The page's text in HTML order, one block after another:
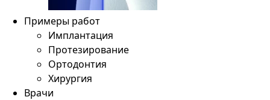
Примеры работ
Имплантация
Протезирование
Ортодонтия
Хирургия
Врачи